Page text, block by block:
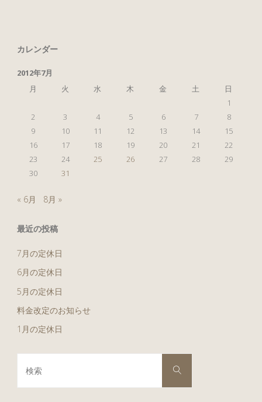
カレンダー
2012年7月
月
火 水 木 金 土
日
1
2
3 4 5 6 7
8
9
10 11 12 13 14
15
16
17 18 19 20 21
22
23
24 25 26 27 28
29
30
31
« 6月 8月 »
最近の投稿
7月の定休日
6月の定休日
5月の定休日
料金改定のお知らせ
1月の定休日
対
検